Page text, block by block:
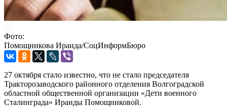
Фото:
Помощникова Ираида/СоцИнформБюро
27 октября стало известно, что не стало председателя
Тракторозаводского районного отделения Волгоградской
областной общественной организации «Дети военного
Сталинграда» Ираиды Помощниковой.